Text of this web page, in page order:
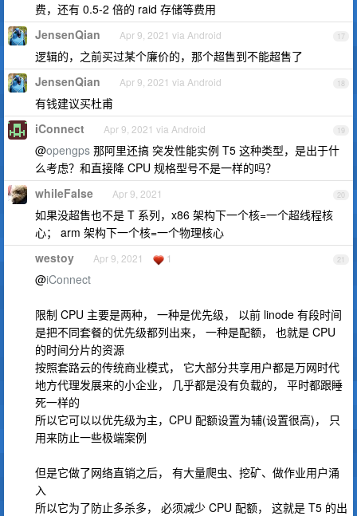
费，还有 0.5-2 倍的 raid 存储等费用
17
JensenQian Apr 9, 2021 via Android
逻辑的，之前买过某个廉价的，那个超售到不能超售了
18
JensenQian Apr 9, 2021 via Android
有钱建议买杜甫
19
iConnect Apr 9, 2021 via Android
@opengps 那阿里还搞 突发性能实例 T5 这种类型，是出于什
么考虑？和直接降 CPU 规格型号不是一样的吗？
20
whileFalse Apr 9, 2021
如果没超售也不是 T 系列，x86 架构下一个核=一个超线程核
心； arm 架构下一个核=一个物理核心
21
westoy Apr 9, 2021 1
@iConnect
限制 CPU 主要是两种， 一种是优先级， 以前 linode 有段时间
是把不同套餐的优先级都列出来， 一种是配额， 也就是 CPU
的时间分片的资源
按照套路云的传统商业模式， 它大部分共享用户都是万网时代
地方代理发展来的小企业， 几乎都是没有负载的， 平时都跟睡
死一样的
所以它可以以优先级为主，CPU 配额设置为辅(设置很高)， 只
用来防止一些极端案例
但是它做了网络直销之后， 有大量爬虫、挖矿、做作业用户涌
入
所以它为了防止多杀多， 必须减少 CPU 配额， 这就是 T5 的出